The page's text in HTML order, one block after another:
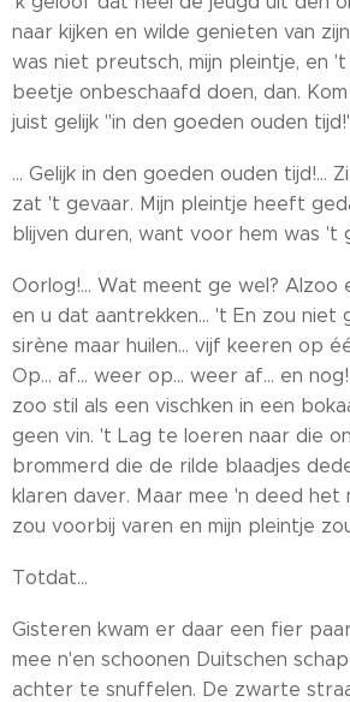
naar kijken en wilde genieten van
was niet preutsch, mijn pleintje, en 't
beetje onbeschaafd doen, dan. Kom
juist gelijk "in den goeden ouden
... Gelijk in den goeden ouden tijd!...
zat 't gevaar. Mijn pleintje heeft
blijven duren, want voor hem was 't
Oorlog!... Wat meent ge wel? Alzoo
en u dat aantrekken... 't En zou niet
sirène maar huilen... vijf keeren op
Op... af... weer op... weer af... en
zoo stil als een vischken in een
geen vin. 't Lag te loeren naar die
brommerd die de rilde blaadjes
klaren daver. Maar mee 'n deed het
zou voorbij varen en mijn pleintje
Totdat...
Gisteren kwam er daar een fier
mee n'en schoonen Duitschen
achter te snuffelen. De zwarte